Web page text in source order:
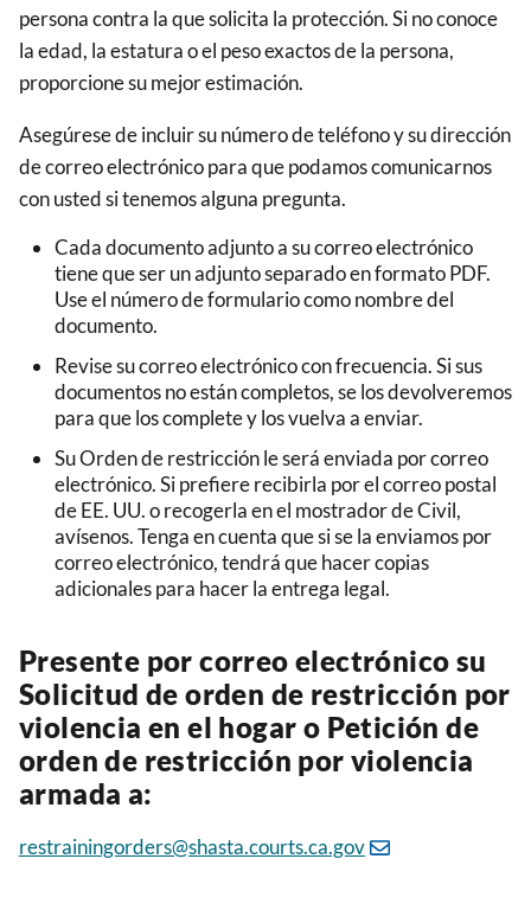
persona contra la que solicita la protección. Si no conoce
la edad, la estatura o el peso exactos de la persona,
proporcione su mejor estimación.
Asegúrese de incluir su número de teléfono y su dirección
de correo electrónico para que podamos comunicarnos
con usted si tenemos alguna pregunta.
Cada documento adjunto a su correo electrónico
tiene que ser un adjunto separado en formato PDF.
Use el número de formulario como nombre del
documento.
Revise su correo electrónico con frecuencia. Si sus
documentos no están completos, se los devolveremos
para que los complete y los vuelva a enviar.
Su Orden de restricción le será enviada por correo
electrónico. Si prefiere recibirla por el correo postal
de EE. UU. o recogerla en el mostrador de Civil,
avísenos. Tenga en cuenta que si se la enviamos por
correo electrónico, tendrá que hacer copias
adicionales para hacer la entrega legal.
Presente por correo electrónico su
Solicitud de orden de restricción por
violencia en el hogar o Petición de
orden de restricción por violencia
armada a:
restrainingorders@shasta.courts.ca.gov